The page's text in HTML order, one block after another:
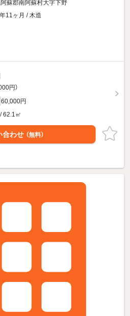
蘇郡南阿蘇村大字下野
11ヶ月 / 木造
円）
60,000円
62.1㎡
合わせ （無料）